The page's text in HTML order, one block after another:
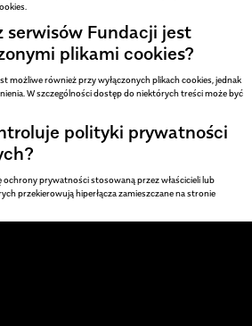
serwisów Fundacji jest
plikami cookies?
możliwe również przy wyłączonych plikach cookies, jednak
W szczególności dostęp do niektórych treści może być
polityki prywatności
ochrony prywatności stosowaną przez właścicieli lub
przekierowują hiperłącza zamieszczane na stronie